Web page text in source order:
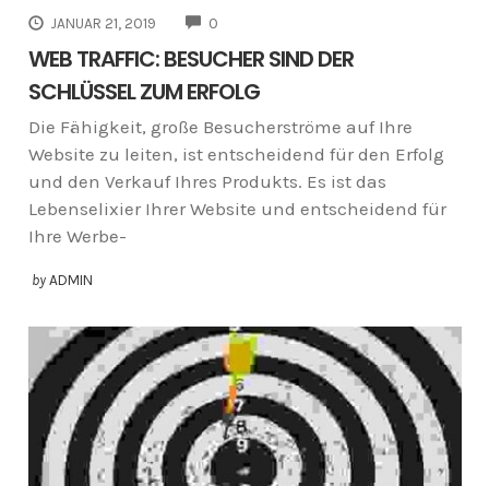
JANUAR 21, 2019 0
WEB TRAFFIC: BESUCHER SIND DER
SCHLÜSSEL ZUM ERFOLG
Die Fähigkeit, große Besucherströme auf Ihre
Website zu leiten, ist entscheidend für den Erfolg
und den Verkauf Ihres Produkts. Es ist das
Lebenselixier Ihrer Website und entscheidend für
Ihre Werbe-
by ADMIN